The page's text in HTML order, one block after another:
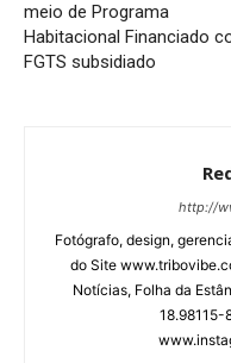
meio de Programa
Habitacional Financiado
FGTS subsidiado
http://
Fotógrafo, design,
do Site
Notícias, Folha da
18.98115-